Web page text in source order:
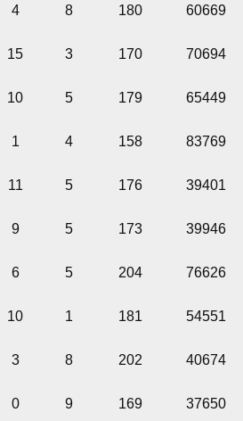
4 8 180 60669
15 3 170 70694
10 5 179 65449
1 4 158 83769
11 5 176 39401
9 5 173 39946
6 5 204 76626
10 1 181 54551
3 8 202 40674
0 9 169 37650